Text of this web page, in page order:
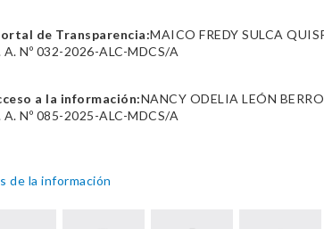
de Transparencia:MAICO FREDY SULCA
A. Nº 032-2026-ALC-MDCS/A
a la información:NANCY ODELIA LEÓN
A. Nº 085-2025-ALC-MDCS/A
de la información